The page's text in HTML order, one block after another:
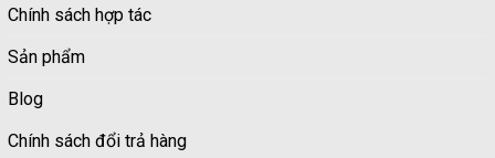
Chính sách hợp tác
Sản phẩm
Blog
Chính sách đổi trả hàng